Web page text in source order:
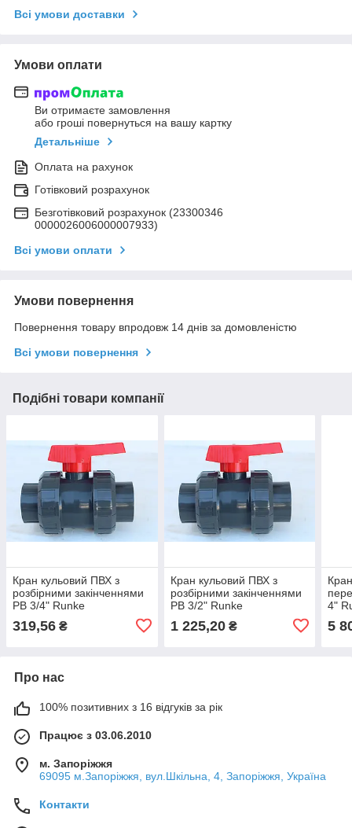
Всі умови доставки
Умови оплати
Ви отримаєте замовлення
або гроші повернуться на вашу картку
Детальніше
Оплата на рахунок
Готівковий розрахунок
Безготівковий розрахунок (23300346
0000026006000007933)
Всі умови оплати
Умови повернення
Повернення товару впродовж 14 днів за домовленістю
Всі умови повернення
Подібні товари компанії
Кран кульовий ПВХ з
розбірними закінченнями
РВ 3/4" Runke
319,56 ₴
Кран кульовий ПВХ з
розбірними закінченнями
РВ 3/2" Runke
1 225,20₴
4"
5
Про нас
100% позитивних з 16 відгуків за рік
Працює з 03.06.2010
м. Запоріжжя
69095 м.Запоріжжя, вул.Шкільна, 4, Запоріжжя, Україна
Контакти